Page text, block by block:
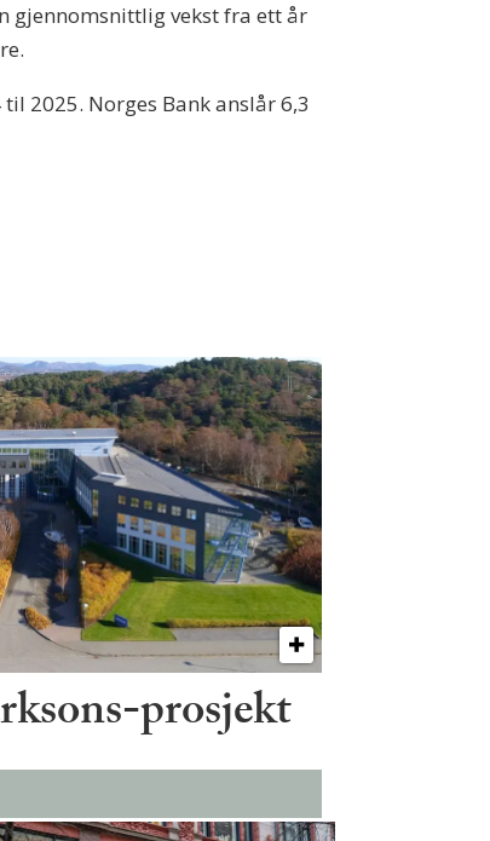
gjennomsnittlig vekst fra ett år
2025. Norges Bank anslår 6,3
prosjekt